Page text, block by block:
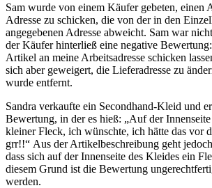
Sam wurde von einem Käufer gebeten, einen
Adresse zu schicken, die von der in den
angegebenen Adresse abweicht. Sam war
der Käufer hinterließ eine negative
Artikel an meine Arbeitsadresse schicken
sich aber geweigert, die Lieferadresse zu
wurde entfernt.
Sandra verkaufte ein Secondhand-Kleid und
Bewertung, in der es hieß: „Auf der
kleiner Fleck, ich wünschte, ich hätte das vor
grr!!“ Aus der Artikelbeschreibung geht
dass sich auf der Innenseite des Kleides ein
diesem Grund ist die Bewertung
werden.